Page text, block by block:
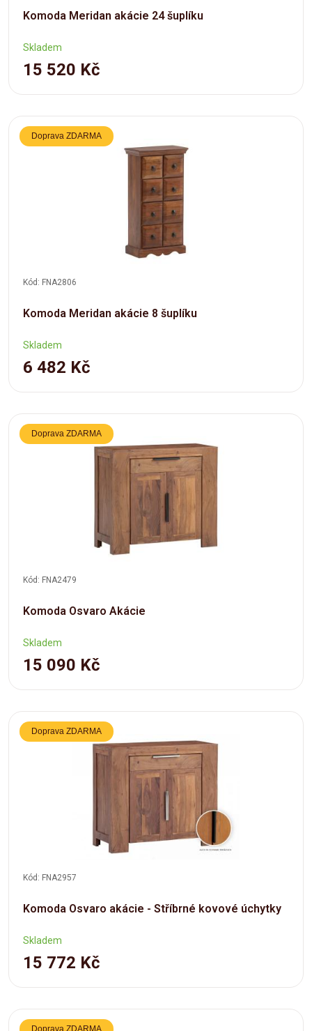
Komoda Meridan akácie 24 šuplíku
Skladem
15 520 Kč
Doprava ZDARMA
Kód: FNA2806
Komoda Meridan akácie 8 šuplíku
Skladem
6 482 Kč
Doprava ZDARMA
Kód: FNA2479
Komoda Osvaro Akácie
Skladem
15 090 Kč
Doprava ZDARMA
Kód: FNA2957
Komoda Osvaro akácie - Stříbrné kovové úchytky
Skladem
15 772 Kč
Doprava ZDARMA